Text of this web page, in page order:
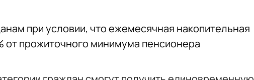
при условии, что ежемесячная накопительная
от прожиточного минимума пенсионера